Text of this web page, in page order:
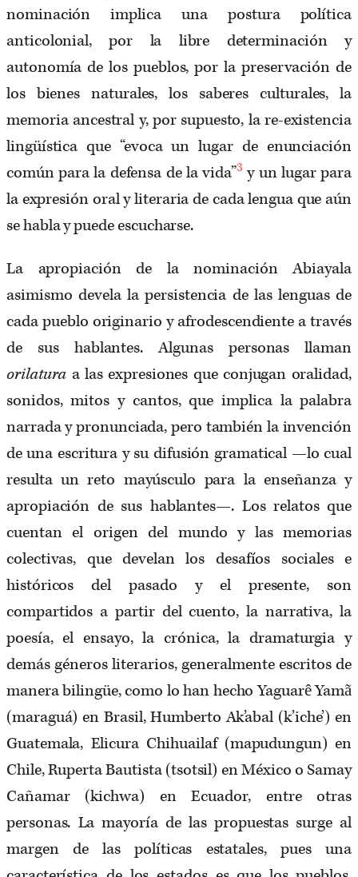
nominación implica una postura política
anticolonial, por la libre determinación y
autonomía de los pueblos, por la preservación de
los bienes naturales, los saberes culturales, la
memoria ancestral y, por supuesto, la re-existencia
lingüística que “evoca un lugar de enunciación
común para la defensa de la vida”3 y un lugar para
la expresión oral y literaria de cada lengua que aún
se habla y puede escucharse.
La apropiación de la nominación Abiayala
asimismo devela la persistencia de las lenguas de
cada pueblo originario y afrodescendiente a través
de sus hablantes. Algunas personas llaman
orilatura a las expresiones que conjugan oralidad,
sonidos, mitos y cantos, que implica la palabra
narrada y pronunciada, pero también la invención
de una escritura y su difusión gramatical —lo cual
resulta un reto mayúsculo para la enseñanza y
apropiación de sus hablantes—. Los relatos que
cuentan el origen del mundo y las memorias
colectivas, que develan los desafíos sociales e
históricos del pasado y el presente, son
compartidos a partir del cuento, la narrativa, la
poesía, el ensayo, la crónica, la dramaturgia y
demás géneros literarios, generalmente escritos de
manera bilingüe, como lo han hecho Yaguarê Yamã
(maraguá) en Brasil, Humberto Ak’abal (k’iche’) en
Guatemala, Elicura Chihuailaf (mapudungun) en
Chile, Ruperta Bautista (tsotsil) en México o Samay
Cañamar (kichwa) en Ecuador, entre otras
personas. La mayoría de las propuestas surge al
margen de las políticas estatales, pues una